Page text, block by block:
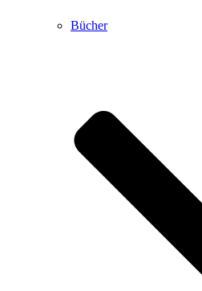
Bücher